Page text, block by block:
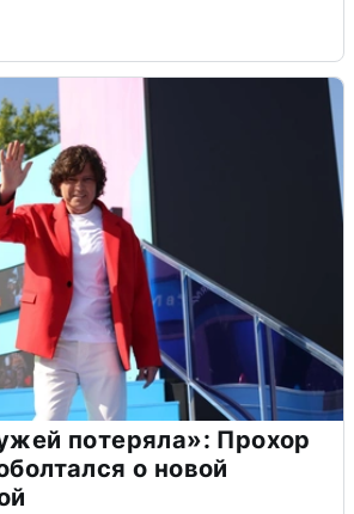
потеряла»: Прохор
о новой